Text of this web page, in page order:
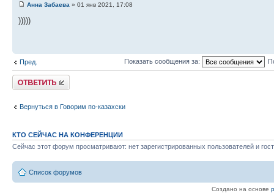
Анна Забаева » 01 янв 2021, 17:08
)))))
Пред. Показать сообщения за:
Ответить
Вернуться в Говорим по-казахски
КТО СЕЙЧАС НА КОНФЕРЕНЦИИ
Сейчас этот форум просматривают: нет зарегистрированных пользователей и
Список форумов
Создано на основе